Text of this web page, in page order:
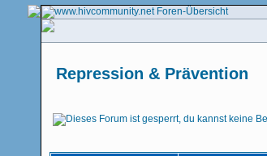
Repression & Prävention